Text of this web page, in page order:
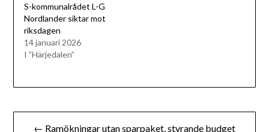
S-kommunalrådet L-G
Nordlander siktar mot
riksdagen
14 januari 2026
I ”Härjedalen”
Inläggsnavigering
← Ramökningar utan sparpaket, styrande budget